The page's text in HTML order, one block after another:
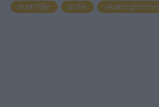
norrtälje
polis skadegörelse